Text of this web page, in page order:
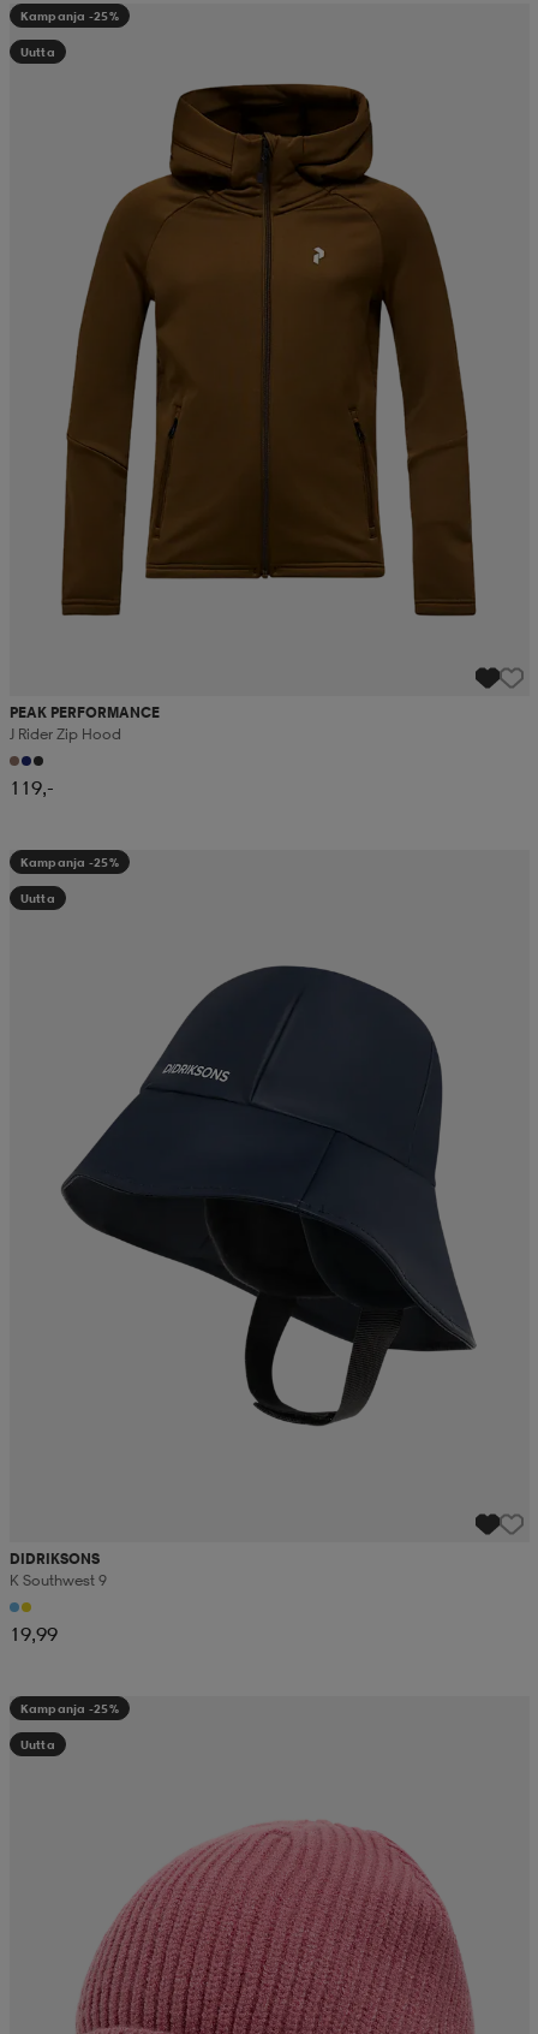
Kampanja -25%
Uutta
PEAK PERFORMANCE
J Rider Zip Hood
119,-
Kampanja -25%
Uutta
DIDRIKSONS
K Southwest 9
19,99
Kampanja -25%
Uutta